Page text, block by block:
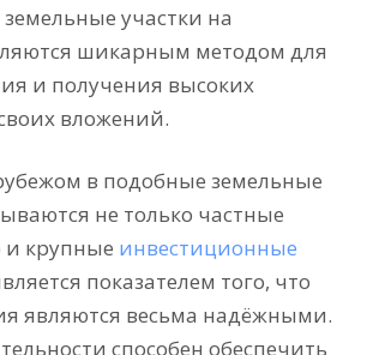
участки на
шикарным методом для
и получения высоких
вложений.
в подобные земельные
не только частные
и крупные инвестиционные
показателем того, что
являются весьма надёжными.
способен обеспечить